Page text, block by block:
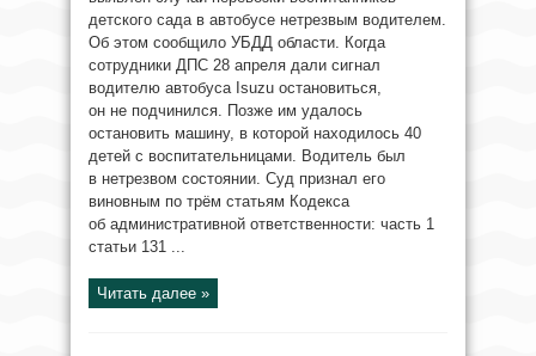
детского сада в автобусе нетрезвым водителем.
Об этом сообщило УБДД области. Когда
сотрудники ДПС 28 апреля дали сигнал
водителю автобуса Isuzu остановиться,
он не подчинился. Позже им удалось
остановить машину, в которой находилось 40
детей с воспитательницами. Водитель был
в нетрезвом состоянии. Суд признал его
виновным по трём статьям Кодекса
об административной ответственности: часть 1
статьи 131 ...
Читать далее »